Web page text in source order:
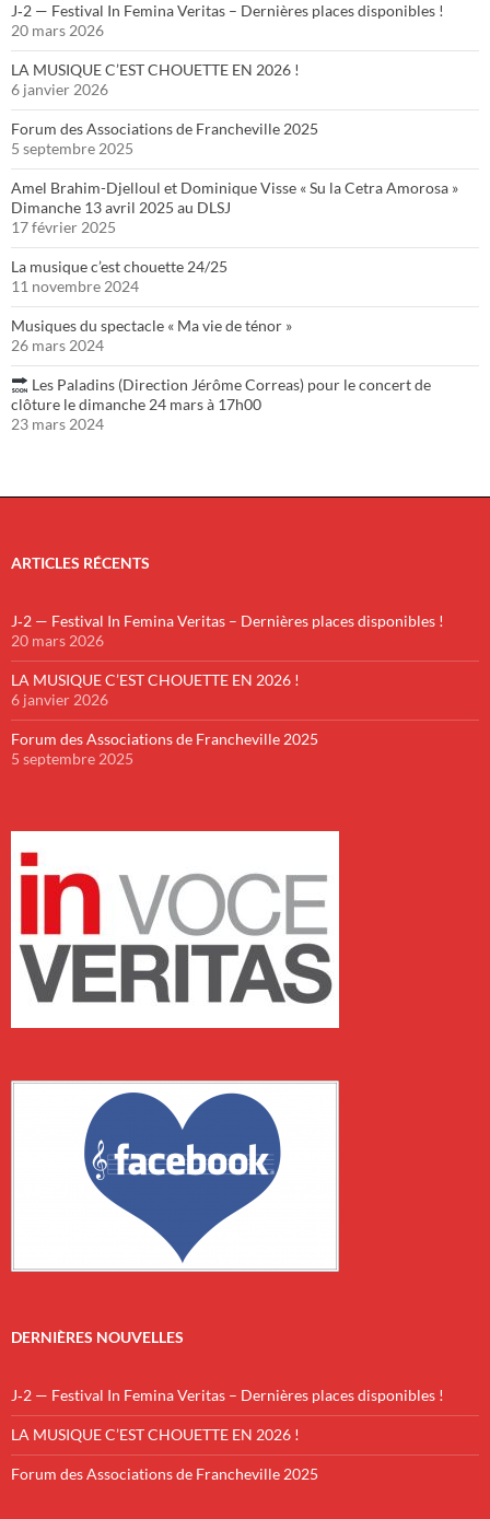
J‑2 — Festival In Femina Veritas – Dernières places disponibles !
20 mars 2026
LA MUSIQUE C’EST CHOUETTE EN 2026 !
6 janvier 2026
Forum des Associations de Francheville 2025
5 septembre 2025
Amel Brahim-Djelloul et Dominique Visse « Su la Cetra Amorosa »
Dimanche 13 avril 2025 au DLSJ
17 février 2025
La musique c’est chouette 24/25
11 novembre 2024
Musiques du spectacle « Ma vie de ténor »
26 mars 2024
Les Paladins (Direction Jérôme Correas) pour le concert de
clôture le dimanche 24 mars à 17h00
23 mars 2024
ARTICLES RÉCENTS
J‑2 — Festival In Femina Veritas – Dernières places disponibles !
20 mars 2026
LA MUSIQUE C’EST CHOUETTE EN 2026 !
6 janvier 2026
Forum des Associations de Francheville 2025
5 septembre 2025
DERNIÈRES NOUVELLES
J‑2 — Festival In Femina Veritas – Dernières places disponibles !
LA MUSIQUE C’EST CHOUETTE EN 2026 !
Forum des Associations de Francheville 2025